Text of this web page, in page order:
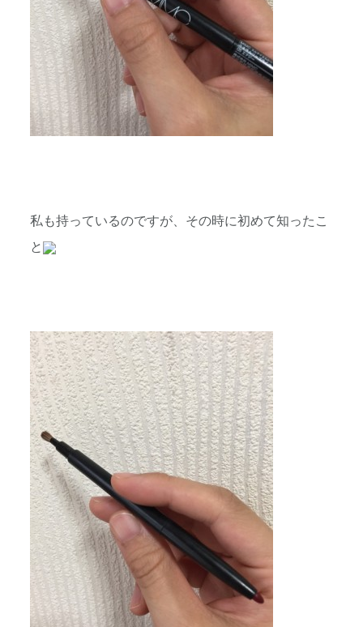
私も持っているのですが、その時に初めて知ったこ
と